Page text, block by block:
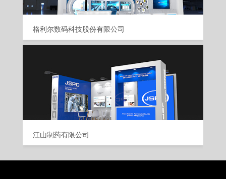
格利尔数码科技股份有限公司
江山制药有限公司